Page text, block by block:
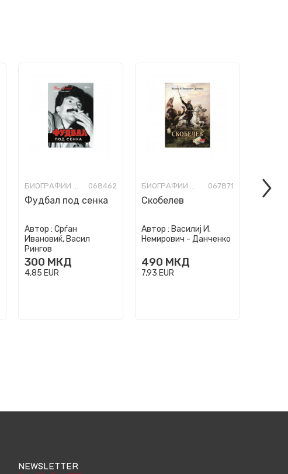
БИОГРАФИИ И МЕМОАРИ 068462
Фудбал под сенка
Автор : Срѓан
Ивановиќ, Васил
Рингов
300 МКД
4,85 EUR
БИОГРАФИИ И МЕМОАРИ 067871
Скобелев
Автор : Василиј И.
Немирович - Данченко
490 МКД
7,93 EUR
NEWSLETTER